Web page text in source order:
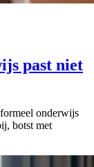
past niet
onderwijs
botst met